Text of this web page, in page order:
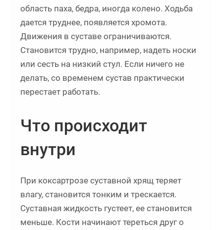
область паха, бедра, иногда колено. Ходьба
дается труднее, появляется хромота.
Движения в суставе ограничиваются.
Становится трудно, например, надеть носки
или сесть на низкий стул. Если ничего не
делать, со временем сустав практически
перестает работать.
Что происходит
внутри
При коксартрозе суставной хрящ теряет
влагу, становится тонким и трескается.
Суставная жидкость густеет, ее становится
меньше. Кости начинают тереться друг о